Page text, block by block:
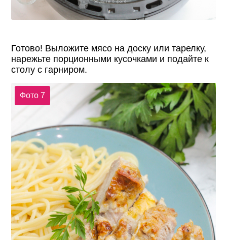
Готово! Выложите мясо на доску или тарелку,
нарежьте порционными кусочками и подайте к
столу с гарниром.
Фото 7